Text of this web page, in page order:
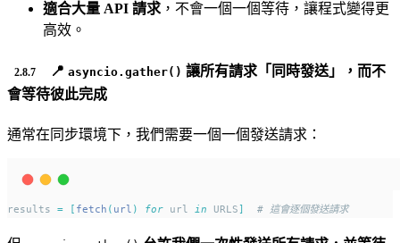
適合大量 API 請求 ，不會一個一個等待，讓程式變得更
高效。
📍 asyncio.gather() 讓所有請求 「 同時發送 」，而不
會等待彼此完成
通常在同步環境下，我們需要一個一個發送請求：
results = [ fetch ( url ) for url in URLS] # 這會逐個發送請求